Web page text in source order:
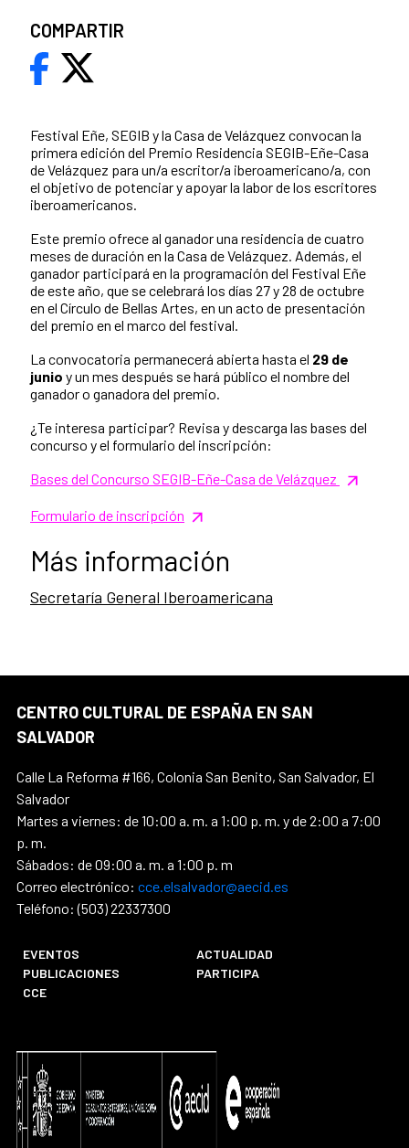
Festival Eñe, SEGIB y la Casa de Velázquez convocan la
primera edición del Premio Residencia SEGIB-Eñe-Casa
de Velázquez para un/a escritor/a iberoamericano/a, con
el objetivo de potenciar y apoyar la labor de los escritores
iberoamericanos.
Este premio ofrece al ganador una residencia de cuatro
meses de duración en la Casa de Velázquez. Además, el
ganador participará en la programación del Festival Eñe
de este año, que se celebrará los días 27 y 28 de octubre
en el Círculo de Bellas Artes, en un acto de presentación
del premio en el marco del festival.
La convocatoria permanecerá abierta hasta el 29 de
junio y un mes después se hará público el nombre del
ganador o ganadora del premio.
¿Te interesa participar? Revisa y descarga las bases del
concurso y el formulario del inscripción:
Bases del Concurso SEGIB-Eñe-Casa de Velázquez
Formulario de inscripción
Más información
Secretaría General Iberoamericana
COMPARTIR
CENTRO CULTURAL DE ESPAÑA EN SAN
SALVADOR
Calle La Reforma #166, Colonia San Benito, San Salvador, El
Salvador
Martes a viernes: de 10:00 a. m. a 1:00 p. m. y de 2:00 a 7:00
p. m.
Sábados: de 09:00 a. m. a 1:00 p. m
Correo electrónico: cce.elsalvador@aecid.es
Teléfono: (503) 22337300
EVENTOS
ACTUALIDAD
PUBLICACIONES
PARTICIPA
CCE